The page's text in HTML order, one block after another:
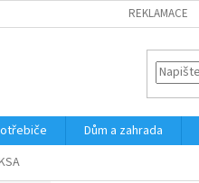
REKLAMACE
Dům a zahrada